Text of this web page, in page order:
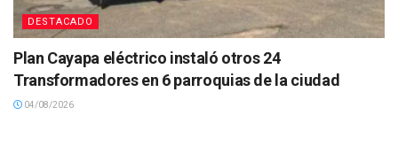
DESTACADO
Plan Cayapa eléctrico instaló otros 24
Transformadores en 6 parroquias de la ciudad
04/08/2026